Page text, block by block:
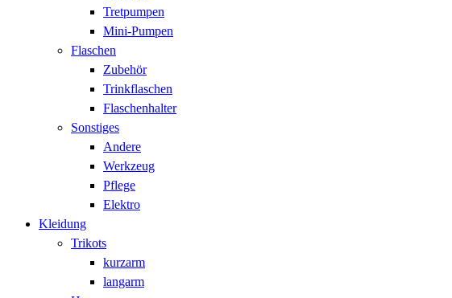
Tretpumpen
Mini-Pumpen
Flaschen
Zubehör
Trinkflaschen
Flaschenhalter
Sonstiges
Andere
Werkzeug
Pflege
Elektro
Kleidung
Trikots
kurzarm
langarm